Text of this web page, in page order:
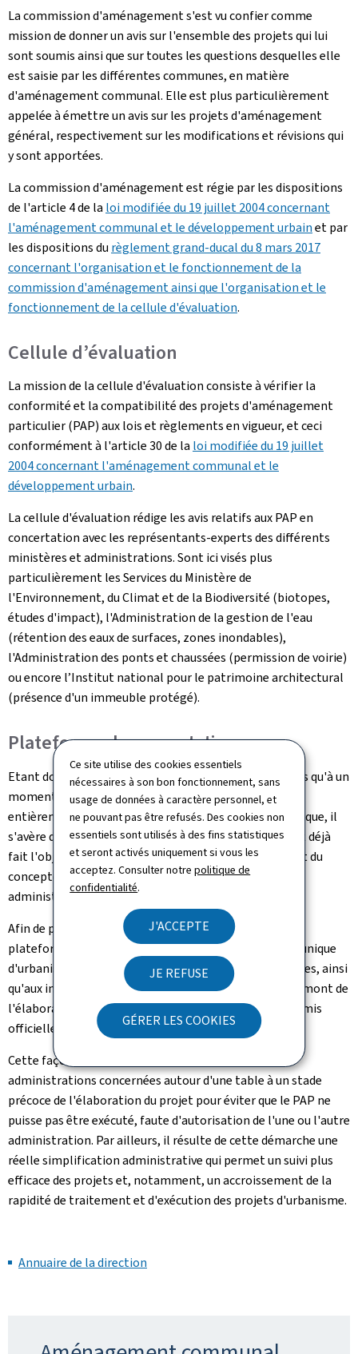
Ce site utilise des cookies essentiels
nécessaires à son bon fonctionnement, sans
usage de données à caractère personnel, et
ne pouvant pas être refusés. Des cookies non
essentiels sont utilisés à des fins statistiques
et seront activés uniquement si vous les
acceptez. Consulter notrepolitique de
confidentialité.
J'ACCEPTE
JE REFUSE
GÉRER LES COOKIES
La commission d'aménagement s'est vu confier comme
mission de donner un avis sur l'ensemble des projets qui lui
sont soumis ainsi que sur toutes les questions desquelles elle
est saisie par les différentes communes, en matière
d'aménagement communal. Elle est plus particulièrement
appelée à émettre un avis sur les projets d'aménagement
général, respectivement sur les modifications et révisions qui
y sont apportées.
La commission d'aménagement est régie par les dispositions
de l'article 4 de la loi modifiée du 19 juillet 2004 concernant
l'aménagement communal et le développement urbainet par
les dispositions du règlement grand-ducal du 8 mars 2017
concernant l'organisation et le fonctionnement de la
commissiond'aménagement ainsi que l'organisation et le
fonctionnement de la cellule d'évaluation.
Cellule d’évaluation
La mission de la cellule d'évaluation consiste à vérifier la
conformité et la compatibilité des projets d'aménagement
particulier (PAP) aux lois et règlements en vigueur, et ceci
conformément à l'article 30 de la loi modifiée du 19 juillet
2004 concernant l'aménagement communal et le
développement urbain.
La cellule d'évaluation rédige les avis relatifs aux PAP en
concertation avec les représentants-experts des différents
ministères et administrations. Sont ici visés plus
particulièrement les Services du Ministère de
l'Environnement, du Climat et de la Biodiversité (biotopes,
études d'impact), l'Administration de la gestion de l'eau
(rétention des eaux de surfaces, zones inondables),
l'Administration des ponts et chaussées (permission de voirie)
ou encore l’Institut national pour le patrimoine architectural
(présence d'un immeuble protégé).
Plateforme de concertation
Etant donné que la cellule d'évaluation n'émet son avis qu'à un
moment où l'élaboration du projet est en principe
entièrement achevée et déjà soumise à l'enquête publique, il
s'avère difficile de réorienter à ce stade un projet ayant déjà
fait l'objet d'un certain nombre de réflexions de la part du
concepteur du PAP ou encore de discussions avec les
administrations compétentes concernées.
Afin de pouvoir parer efficacement à ces problèmes, la
plateforme de concertation sert comme un « guichet unique
d'urbanisme » et a pour but de permettre aux communes, ainsi
qu'aux initiateurs de projets, de se faire conseiller en amont de
l'élaboration d'un PAP avant que le dossier ne soit soumis
officiellement à la procédure d’adoption.
Cette façon de procéder permet de réunir toutes les
administrations concernées autour d'une table à un stade
précoce de l'élaboration du projet pour éviter que le PAP ne
puisse pas être exécuté, faute d'autorisation de l'une ou l'autre
administration. Par ailleurs, il résulte de cette démarche une
réelle simplification administrative qui permet un suivi plus
efficace des projets et, notamment, un accroissement de la
rapidité de traitement et d'exécution des projets d'urbanisme.
Annuaire de la direction